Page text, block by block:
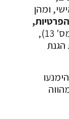
ומהן
(כפי שתוקן בתיקון מס' 13),
הגנת